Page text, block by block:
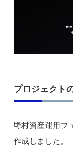
プロジェクト
野村資産運用フ
作成しました。